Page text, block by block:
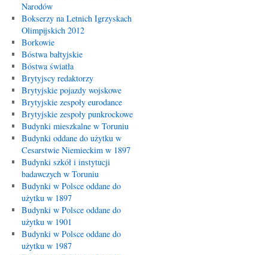
Narodów
Bokserzy na Letnich Igrzyskach
Olimpijskich 2012
Borkowie
Bóstwa bałtyjskie
Bóstwa światła
Brytyjscy redaktorzy
Brytyjskie pojazdy wojskowe
Brytyjskie zespoły eurodance
Brytyjskie zespoły punkrockowe
Budynki mieszkalne w Toruniu
Budynki oddane do użytku w
Cesarstwie Niemieckim w 1897
Budynki szkół i instytucji
badawczych w Toruniu
Budynki w Polsce oddane do
użytku w 1897
Budynki w Polsce oddane do
użytku w 1901
Budynki w Polsce oddane do
użytku w 1987